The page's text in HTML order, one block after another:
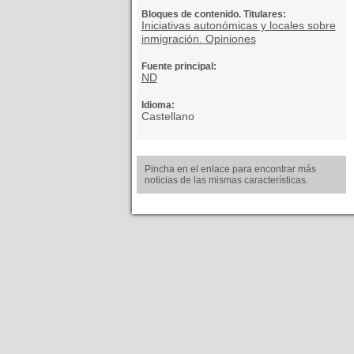
Bloques de contenido. Titulares:
Iniciativas autonómicas y locales sobre
inmigración. Opiniones
Fuente principal:
ND
Idioma:
Castellano
Pincha en el enlace para encontrar más
noticias de las mismas características.